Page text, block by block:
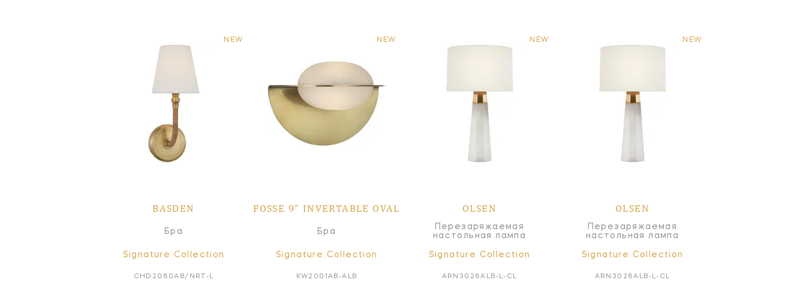
NEW
BASDEN
Бра
Signature Collection
CHD2080AB/NRT-L
NEW
FOSSE 9" INVERTABLE OVAL
Бра
Signature Collection
KW2001AB-ALB
NEW
OLSEN
Перезаряжаемая
настольная лампа
Signature Collection
ARN3028ALB-L-CL
NEW
OLSEN
Перезаряжаемая
настольная лампа
Signature Collection
ARN3028ALB-L-CL